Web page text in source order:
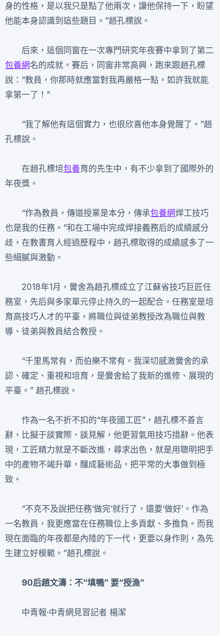
身的性格，是以我只是點了他兩次，讓他保持一下，盼望
他能本身認識到這些題目。”趙孔標說。
后來，這個同窗在一次專門研究年夜賽中拿到了第二
包養網名的成就。賽后，同窗非常高興，跑來跟趙孔標
說：“教員，你那時就應當對我再嚴格一點，如許我就能
拿第一了！”
“我了解他有這個實力，也很欣喜他本身覺醒了。”趙
孔標說。
在趙孔標培包養育的先生中，有不少拿到了國際外的
年夜獎。
“作為教員，傳道授業是本分，傳承包養網焊工技巧
也是我的任務。”和在工場中完成焊接義務后的成績感分
歧，在教書育人經過歷程中，趙孔標取得的成績感多了一
些細膩與激動。
2018年1月，黌舍為趙孔標成立了江蘇省技巧巨匠任
務室，先后與多家單元停止持久的一起配合。任務室是培
育高技巧人才的平臺，將職位與徒弟教授改為職位與教
導、徒弟與教員結合教授。
“千里馬常有，而伯樂不常有。我深切感激黌舍的承
認、確定、重視和培育，是黌舍給了我新的進修、展現的
平臺。” 趙孔標說。
作為一名不折不扣的“年夜國工匠”，趙孔標不善言
辭，比擬于談實際、談見解，他更習氣用技巧措辭。他表
現，工匠精力就是不斷改進，尋求出色，就是用聰明把手
中的產物不竭升華，釀成藝術品，把平常的大事做到極
致。
“不克不及說把任務‘做完’就行了，還要‘做好’。作為
一名教員，我更應當在任務職位上多貢獻、多擔負。而我
現在面臨的年夜都是內陸的下一代，更要以身作則，為先
生建立好模範。”趙孔標說。
90后趙文濤：不“填鴨” 要“授漁”
中青報·中青網見習記者 楊潔